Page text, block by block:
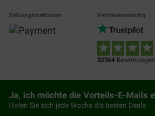
Zahlungsmethoden Vertrauenswürdig
32364 Bewertungen
Ja, ich möchte die Vorteils-E-Mails
Holen Sie sich jede Woche die besten Deals